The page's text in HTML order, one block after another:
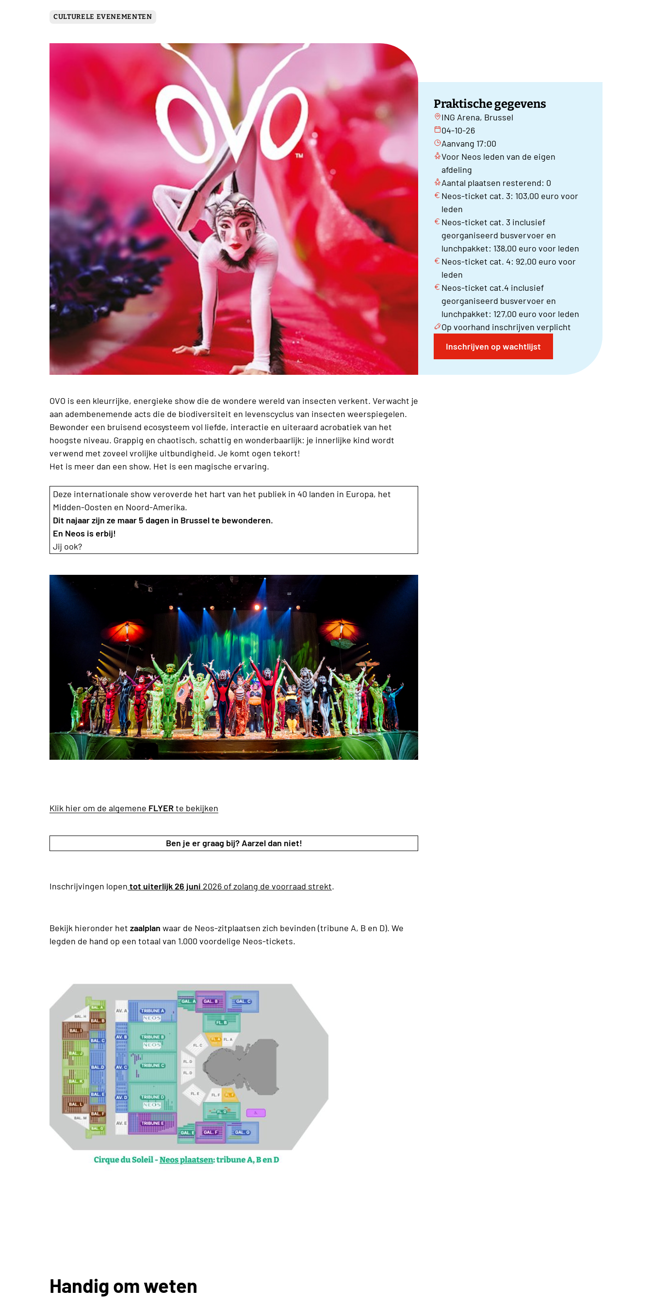
CULTURELE EVENEMENTEN
Praktische gegevens
ING Arena, Brussel
04-10-26
Aanvang 17:00
Voor Neos leden van de eigen
afdeling
Aantal plaatsen resterend: 0
Neos-ticket cat. 3: 103,00 euro voor
leden
Neos-ticket cat. 3 inclusief
georganiseerd busvervoer en
lunchpakket: 138,00 euro voor leden
Neos-ticket cat. 4: 92,00 euro voor
leden
Neos-ticket cat.4 inclusief
georganiseerd busvervoer en
lunchpakket: 127,00 euro voor leden
Op voorhand inschrijven verplicht
Inschrijven op wachtlijst
OVO is een kleurrijke, energieke show die de wondere wereld van insecten verkent. Verwacht je
aan adembenemende acts die de biodiversiteit en levenscyclus van insecten weerspiegelen.
Bewonder een bruisend ecosysteem vol liefde, interactie en uiteraard acrobatiek van het
hoogste niveau. Grappig en chaotisch, schattig en wonderbaarlijk: je innerlijke kind wordt
verwend met zoveel vrolijke uitbundigheid. Je komt ogen tekort!
Het is meer dan een show. Het is een magische ervaring.
Deze internationale show veroverde het hart van het publiek in 40 landen in Europa, het
Midden-Oosten en Noord-Amerika.
Dit najaar zijn ze maar 5 dagen in Brussel te bewonderen.
En Neos is erbij!
Jij ook?
Klik hier om de algemene FLYER te bekijken
Ben je er graag bij? Aarzel dan niet!
Inschrijvingen lopen tot uiterlijk 26 juni 2026 of zolang de voorraad strekt
Bekijk hieronder het zaalplan
waar de Neos-zitplaatsen zich bevinden (tribune A, B en D). We
legden de hand op een totaal van 1.000 voordelige Neos-tickets.
Handig om weten